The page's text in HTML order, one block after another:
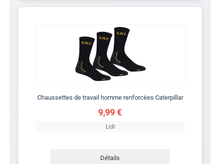
Chaussettes de travail homme renforcées Caterpillar
9,99 €
Lidl
Détails